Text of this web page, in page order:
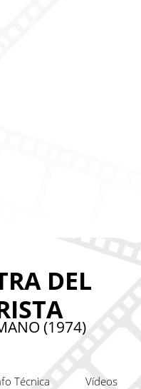
DEL
(1974)
Técnica Vídeos